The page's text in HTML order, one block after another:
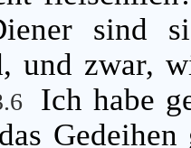
sind
und zwar,
Ich habe